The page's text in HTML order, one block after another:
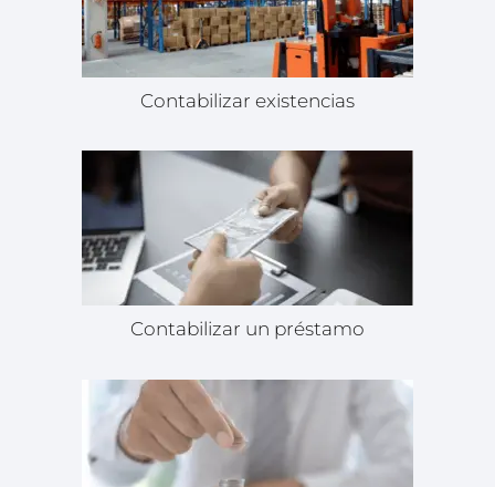
Contabilizar existencias
Contabilizar un préstamo